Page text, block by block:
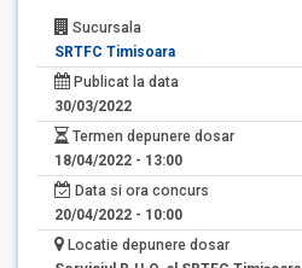
Sucursala
SRTFC Timisoara
Publicat la data
30/03/2022
Termen depunere dosar
18/04/2022 - 13:00
Data si ora concurs
20/04/2022 - 10:00
Locatie depunere dosar